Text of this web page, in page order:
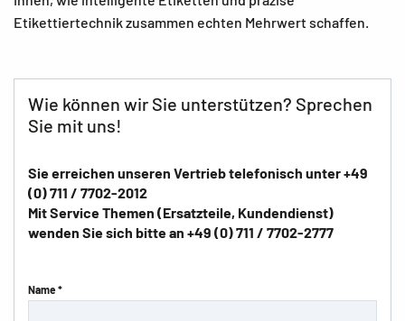
Etikettiertechnik zusammen echten Mehrwert schaffen.
Wie können wir Sie unterstützen? Sprechen
Sie mit uns!
Sie erreichen unseren Vertriebtelefonisch unter+49
(0) 711 / 7702-2012
MitServiceThemen (Ersatzteile, Kundendienst)
wenden Sie sich bitte an +49 (0) 711 / 7702-2777
Name *